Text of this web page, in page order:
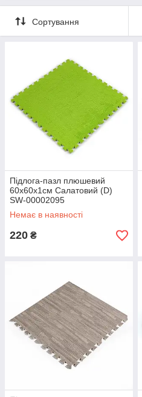
Сортування
Підлога-пазл плюшевий
60х60х1см Салатовий (D)
SW-00002095
Немає в наявності
220 ₴